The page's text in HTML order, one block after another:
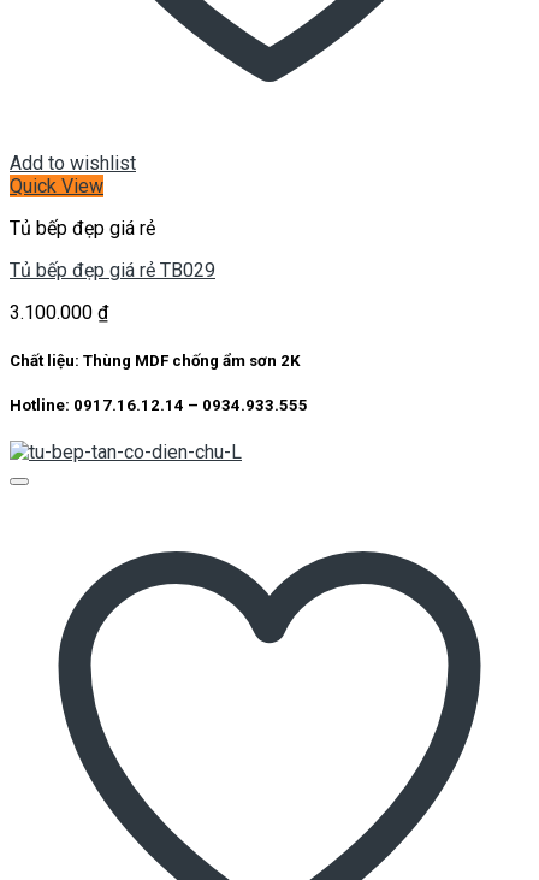
Add to wishlist
Quick View
Tủ bếp đẹp giá rẻ
Tủ bếp đẹp giá rẻ TB029
3.100.000 ₫
Chất liệu: Thùng MDF chống ẩm sơn 2K
Hotline: 0917.16.12.14 – 0934.933.555